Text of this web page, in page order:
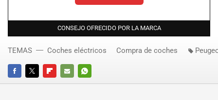
CONSEJO OFRECIDO POR LA MARCA
FACEBOOKTWITTERFLIPBOARD
E-
WHATSAPP
TEMAS Coches eléctricos Compra de coches